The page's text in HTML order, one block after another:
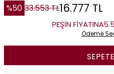
%50 33.553TL16.777 TL
PEŞİN FİYATINA
Ödeme